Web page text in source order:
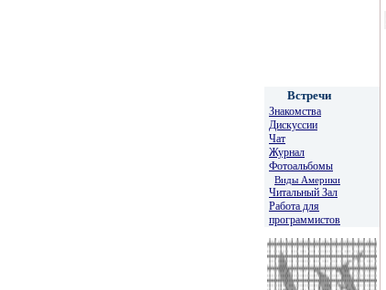
Встречи
Знакомства
Дискуссии
Чат
Журнал
Фотоальбомы
Виды Америки
Читальный Зал
Работа для
программистов